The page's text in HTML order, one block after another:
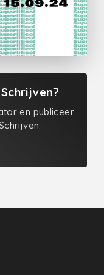
en publiceer